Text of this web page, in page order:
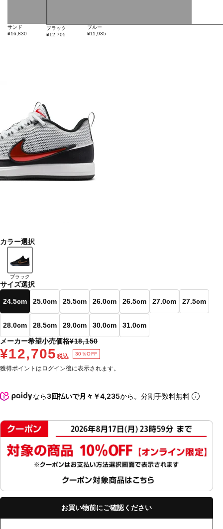
サンド
¥16,830
ブラック
¥12,705
ブルー
¥11,935
カラー選択
ブラック
サイズ選択
24.5cm 25.0cm 25.5cm 26.0cm 26.5cm 27.0cm 27.5cm
28.0cm 28.5cm 29.0cm 30.0cm
31.0cm
メーカー希望小売価格¥18,150
¥12,705 税込 30％OFF
獲得ポイントはログイン後に表示されます。
なら3回払いで月々￥4,235から。分割手数料無料
お買い物前にご確認ください